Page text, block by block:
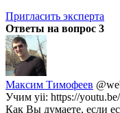
Пригласить эксперта
Ответы на вопрос 3
Максим Тимофеев
Учим yii: https://
Как Вы думаете, если